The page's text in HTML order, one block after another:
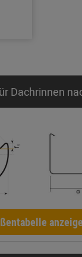
Dachrinnen